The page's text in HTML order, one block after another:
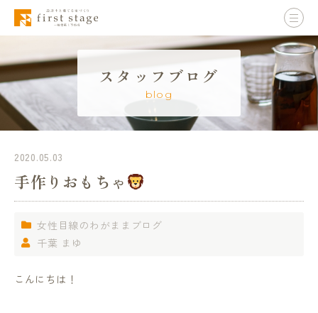
スタッフブログ
blog
2020.05.03
手作りおもちゃ
女性目線のわがままブログ
千葉 まゆ
こんにちは！